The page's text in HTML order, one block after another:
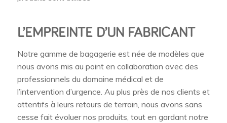
L’EMPREINTE D’UN FABRICANT
Notre gamme de bagagerie est née de modèles que
nous avons mis au point en collaboration avec des
professionnels du domaine médical et de
l’intervention d’urgence. Au plus près de nos clients et
attentifs à leurs retours de terrain, nous avons sans
cesse fait évoluer nos produits, tout en gardant notre